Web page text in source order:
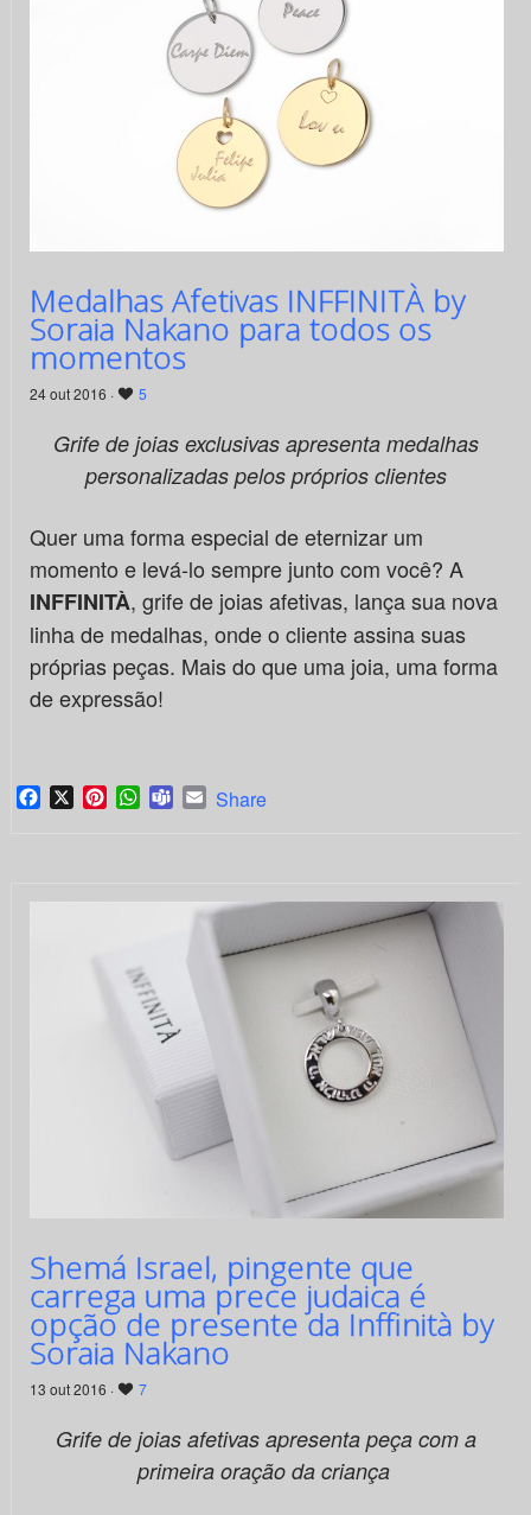
Medalhas Afetivas INFFINITÀ by
Soraia Nakano para todos os
momentos
24 out 2016 · 5
Grife de joias exclusivas apresenta medalhas
personalizadas pelos próprios clientes
Quer uma forma especial de eternizar um
momento e levá-lo sempre junto com você? A
INFFINITÀ, grife de joias afetivas, lança sua nova
linha de medalhas, onde o cliente assina suas
próprias peças. Mais do que uma joia, uma forma
de expressão!
Facebook
X PinterestWhatsApp
TeamsEmail
Share
Shemá Israel, pingente que
carrega uma prece judaica é
opção de presente da Inffinità by
Soraia Nakano
13 out 2016 · 7
Grife de joias afetivas apresenta peça com a
primeira oração da criança